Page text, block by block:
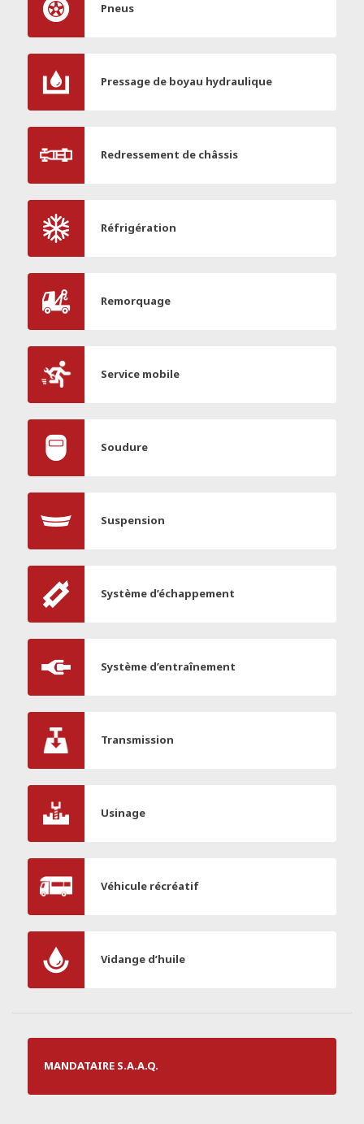
Pneus
Pressage de boyau hydraulique
Redressement de châssis
Réfrigération
Remorquage
Service mobile
Soudure
Suspension
Système d’échappement
Système d’entraînement
Transmission
Usinage
Véhicule récréatif
Vidange d’huile
MANDATAIRE S.A.A.Q.